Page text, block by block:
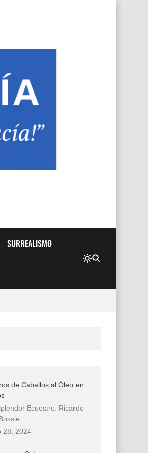
SURREALISMO
de Caballos al Óleo en
Ecuestre: Ricardo
28, 2024